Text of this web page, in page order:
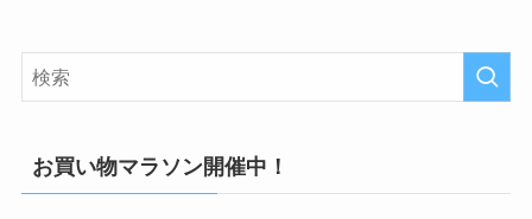
お買い物マラソン開催中！